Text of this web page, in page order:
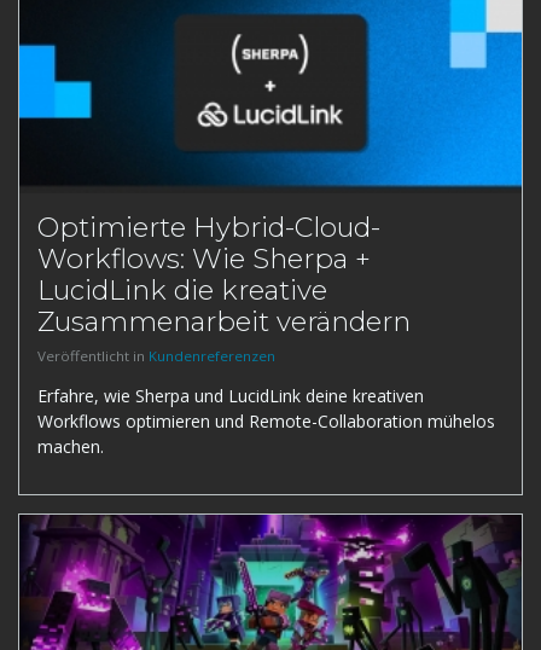
Optimierte Hybrid-Cloud-
Workflows: Wie Sherpa +
LucidLink die kreative
Zusammenarbeit verändern
Veröffentlicht in Kundenreferenzen
Erfahre, wie Sherpa und LucidLink deine kreativen
Workflows optimieren und Remote-Collaboration mühelos
machen.